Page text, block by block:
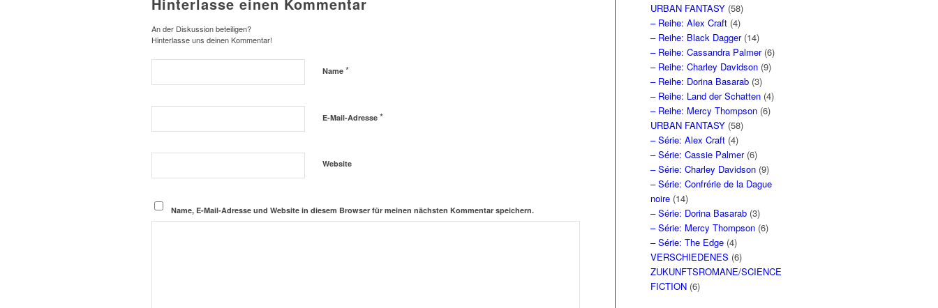
An der Diskussion beteiligen?
Hinterlasse uns deinen Kommentar!
Name *
E-Mail-Adresse *
Website
Name, E-Mail-Adresse und Website in diesem Browser für meinen nächsten Kommentar speichern.
URBAN FANTASY (58)
– Reihe: Alex Craft (4)
– Reihe: Black Dagger(14)
– Reihe: Cassandra Palmer(6)
– Reihe: Charley Davidson (9)
– Reihe: Dorina Basarab (3)
– Reihe: Land der Schatten (4)
– Reihe: Mercy Thompson (6)
URBAN FANTASY (58)
– Série: Alex Craft (4)
– Série: Cassie Palmer(6)
– Série: Charley Davidson (9)
– Série: Confrérie de la Dague
noire (14)
– Série: Dorina Basarab (3)
– Série: Mercy Thompson (6)
– Série: The Edge (4)
VERSCHIEDENES (6)
ZUKUNFTSROMANE/SCIENCE
FICTION (6)